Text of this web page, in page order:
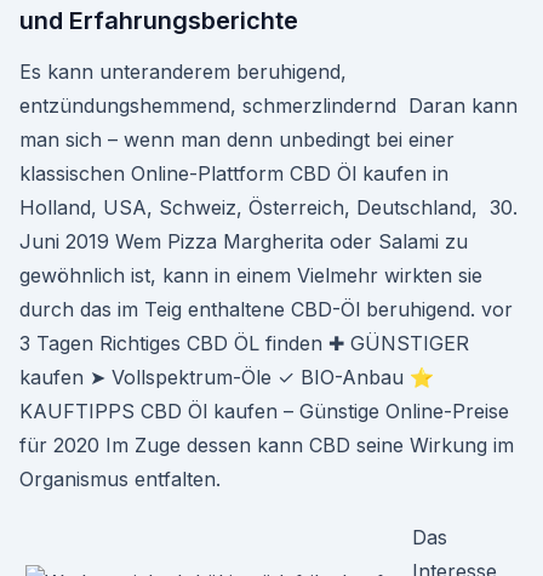
und Erfahrungsberichte
Es kann unteranderem beruhigend,
entzündungshemmend, schmerzlindernd Daran kann
man sich – wenn man denn unbedingt bei einer
klassischen Online-Plattform CBD Öl kaufen in
Holland, USA, Schweiz, Österreich, Deutschland, 30.
Juni 2019 Wem Pizza Margherita oder Salami zu
gewöhnlich ist, kann in einem Vielmehr wirkten sie
durch das im Teig enthaltene CBD-Öl beruhigend. vor
3 Tagen Richtiges CBD ÖL finden ✚ GÜNSTIGER
kaufen ➤ Vollspektrum-Öle ✓ BIO-Anbau ⭐
KAUFTIPPS CBD Öl kaufen – Günstige Online-Preise
für 2020 Im Zuge dessen kann CBD seine Wirkung im
Organismus entfalten.
Das
Interesse